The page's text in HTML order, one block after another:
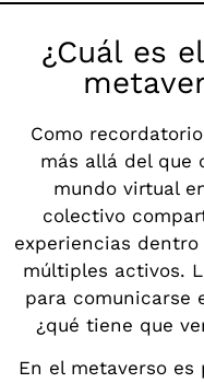
¿Cuál es
Como
más allá del que
mundo virtual
colectivo
experiencias
múltiples activos.
para comunicarse
¿qué tiene que
En el metaverso